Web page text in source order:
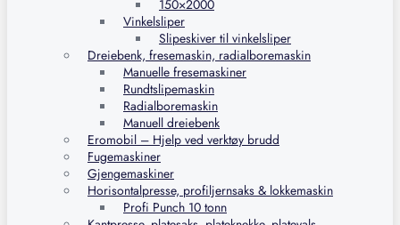
150×2000
Vinkelsliper
Slipeskiver til vinkelsliper
Dreiebenk, fresemaskin, radialboremaskin
Manuelle fresemaskiner
Rundtslipemaskin
Radialboremaskin
Manuell dreiebenk
Eromobil – Hjelp ved verktøy brudd
Fugemaskiner
Gjengemaskiner
Horisontalpresse, profiljernsaks & lokkemaskin
Profi Punch 10 tonn